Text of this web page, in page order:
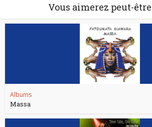
Vous aimerez peut-
Albums
Massa